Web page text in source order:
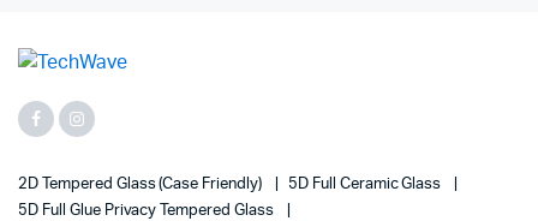
2D Tempered Glass (case Friendly)
5D Full Ceramic Glass
5D Full Glue Privacy Tempered Glass